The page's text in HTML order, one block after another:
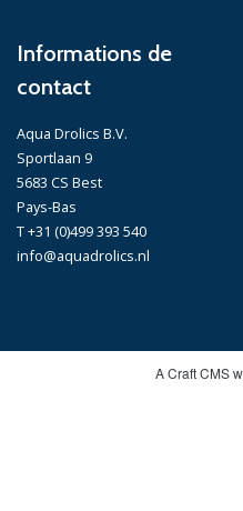
Informations de
contact
Aqua Drolics B.V.
Sportlaan 9
5683 CS Best
Pays-Bas
T +31 (0)499 393 540
info@aquadrolics.nl
A Craft CMS